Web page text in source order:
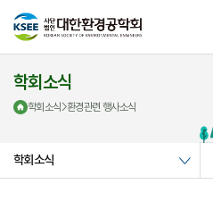
학회소식
학회소식>환경관련 행사소식
학회소식